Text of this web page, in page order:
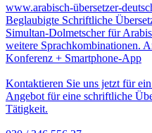
www.arabisch-übersetzer-
Beglaubigte Schriftliche
Simultan-Dolmetscher für
weitere Sprachkombinationen.
Konferenz + Smartphone-App
Kontaktieren Sie uns jetzt für
Angebot für eine schriftliche
Tätigkeit.